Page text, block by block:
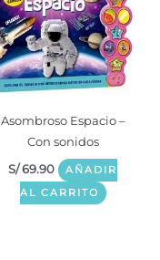
Asombroso Espacio –
Con sonidos
S/69.90
AÑADIR
AL CARRITO